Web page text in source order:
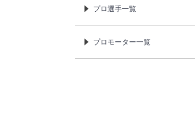
プロ選手一覧
プロモーター一覧